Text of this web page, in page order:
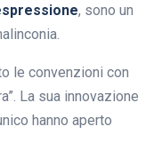
, sono un
le convenzioni con
La sua innovazione
hanno aperto